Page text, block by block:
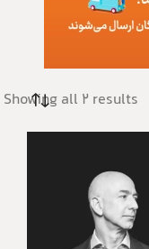
Showing all 2 results